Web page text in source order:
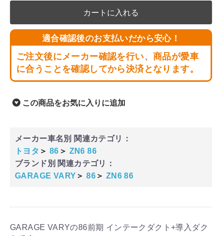
カートに入れる
適合確認後のお支払いだから安心！
ご注文後にメーカー確認を行い、商品が愛車
に合うことを確認してから決済となります。
この商品をお気に入りに追加
メーカー車名別 関連カテゴリ：
トヨタ ＞ 86 ＞ ZN6 86
ブランド別 関連カテゴリ：
GARAGE VARY ＞ 86 ＞ ZN6 86
GARAGE VARYの86前期 インテークダクト+導入ダク